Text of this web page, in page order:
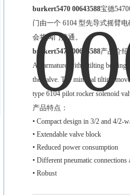
burkert5470 00643588宝德
门由一个 6104 型先导式摇臂
会将阀门接通。
burkert5470 00643588产品介
An armature with a tilting
the valve. The minimal tilting
type 6104 pilot rocker solenoid
产品特点：
• Compact design in 3/2 and 4/2-
• Extendable valve block
• Reduced power consumption
• Different pneumatic connections
• Robust